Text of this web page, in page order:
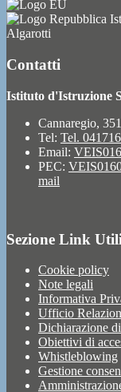
Algarotti
Contatti
Istituto d'Istruzione
Cannaregio,
Tel: Tel.
Email:
PEC:
mail
Sezione Link Utili
Cookie policy
Note legali
Informativa
Ufficio
Dichiarazione
Obiettivi di
Whistleblowing
Gestione